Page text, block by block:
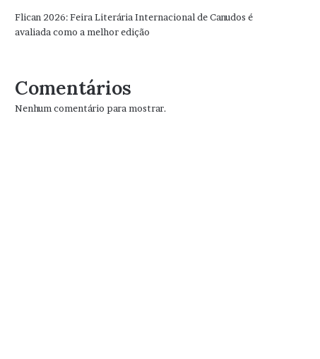
Flican 2026: Feira Literária Internacional de Canudos é
avaliada como a melhor edição
Comentários
Nenhum comentário para mostrar.